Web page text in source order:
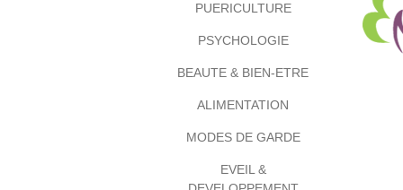
PUERICULTURE
PSYCHOLOGIE
BEAUTE & BIEN-ETRE
ALIMENTATION
MODES DE GARDE
EVEIL &